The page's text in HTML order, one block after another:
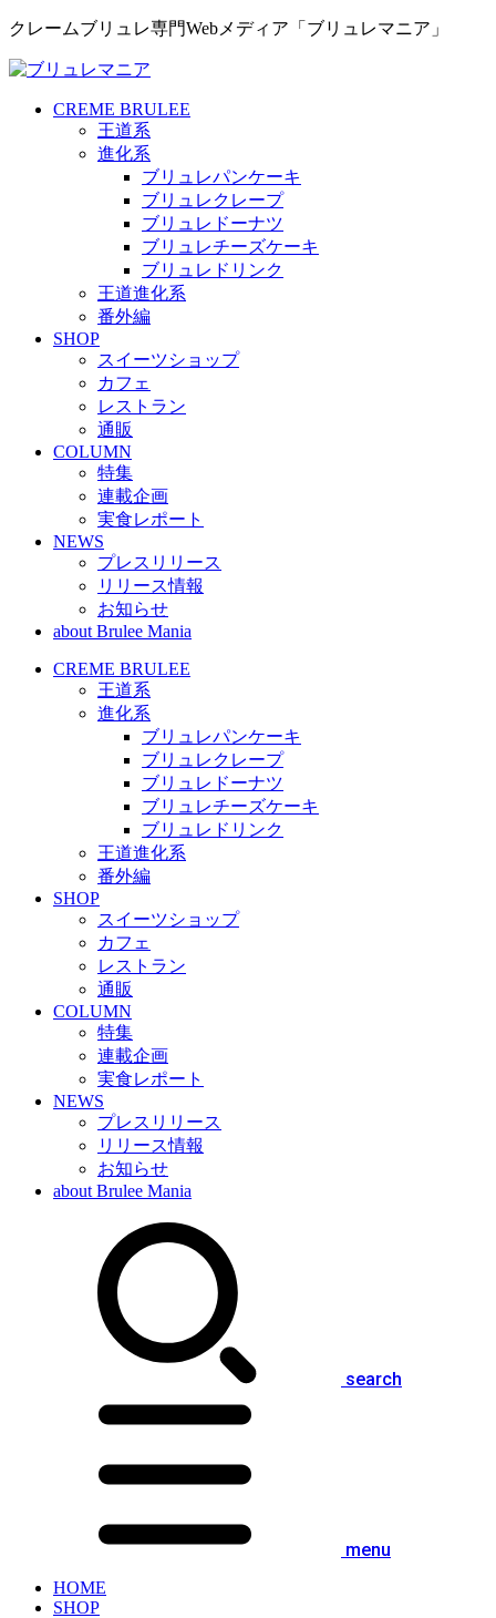
クレームブリュレ専門Webメディア「ブリュレマニア」
CREME BRULEE
王道系
進化系
ブリュレパンケーキ
ブリュレクレープ
ブリュレドーナツ
ブリュレチーズケーキ
ブリュレドリンク
王道進化系
番外編
SHOP
スイーツショップ
カフェ
レストラン
通販
COLUMN
特集
連載企画
実食レポート
NEWS
プレスリリース
リリース情報
お知らせ
about Brulee Mania
CREME BRULEE
王道系
進化系
ブリュレパンケーキ
ブリュレクレープ
ブリュレドーナツ
ブリュレチーズケーキ
ブリュレドリンク
王道進化系
番外編
SHOP
スイーツショップ
カフェ
レストラン
通販
COLUMN
特集
連載企画
実食レポート
NEWS
プレスリリース
リリース情報
お知らせ
about Brulee Mania
search
menu
HOME
SHOP